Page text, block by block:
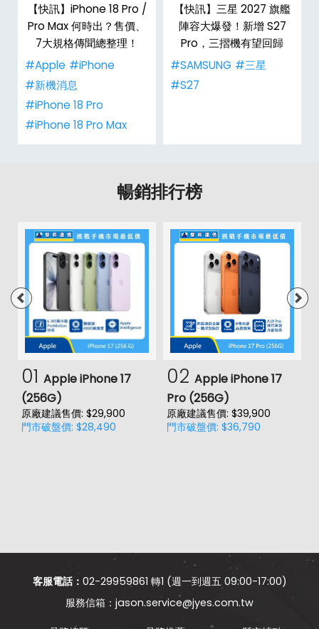
【快訊】iPhone 18 Pro /
Pro Max 何時出？售價、
7大規格傳聞總整理！
#Apple #iPhone
#新機消息
#iPhone 18 Pro
#iPhone 18 Pro Max
【快訊】三星 2027 旗艦
陣容大爆發！新增 S27
Pro，三摺機有望回歸
#SAMSUNG #三星
#S27
暢銷排行榜
01 Apple iPhone 17
(256G)
原廠建議售價: $29,900
門市破盤價: $28,490
02 Apple iPhone 17
Pro (256G)
原廠建議售價: $39,900
門市破盤價: $36,790
客服電話： 02-29959861 轉1 (週一到週五 09:00-17:00)
jason.service@jyes.com.tw